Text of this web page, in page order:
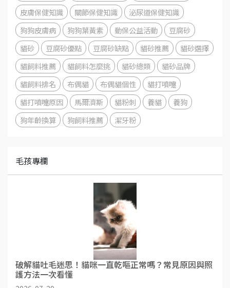
皮膚保健知識
關節保健知識
泌尿道保健知識
狗狗皮膚病
狗狗葉黃素 動保公益活動
豆腐砂
貓砂
豆腐砂優點 豆腐砂缺點 貓砂推薦
貓砂選擇
貓飼料推薦
貓飼料怎麼挑 貓砂總類
貓砂品牌
貓飼料排名
布偶貓 布偶貓個性
貓打噴嚏
貓打噴嚏原因
馬爾濟斯 貓粉刺 養貓
養狗
狗年齡換算
狗飼料推薦 潔牙粉
毛孩專欄
破解貓吐毛迷思！貓咪一直乾嘔正常嗎？常見原因與照
護方法一次看懂